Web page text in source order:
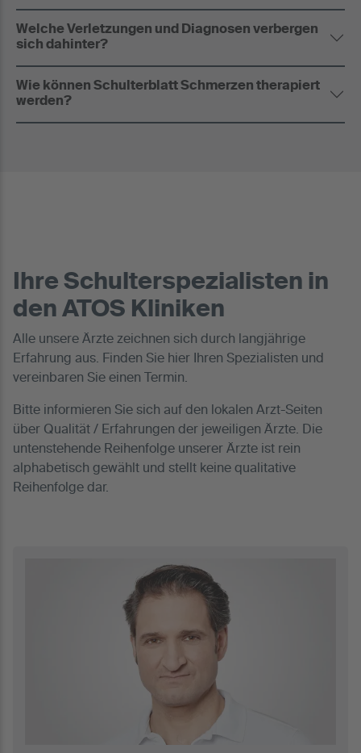
Welche Verletzungen und Diagnosen verbergen
sich dahinter?
Wie können Schulterblatt Schmerzen therapiert
werden?
Ihre Schulterspezialisten in
den ATOS Kliniken
Alle unsere Ärzte zeichnen sich durch langjährige
Erfahrung aus. Finden Sie hier Ihren Spezialisten und
vereinbaren Sie einen Termin.
Bitte informieren Sie sich auf den lokalen Arzt-Seiten
über Qualität / Erfahrungen der jeweiligen Ärzte. Die
untenstehende Reihenfolge unserer Ärzte ist rein
alphabetisch gewählt und stellt keine qualitative
Reihenfolge dar.